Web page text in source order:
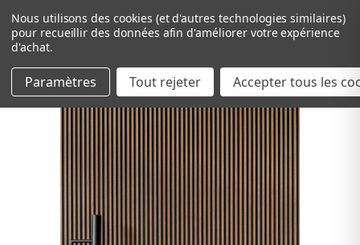
Passer au contenu principal
Nous utilisons des cookies (et d'autres technologies similaires)
pour recueillir des données afin d'améliorer votre expérience
d'achat.
Paramètres Tout rejeter Accepter tous les